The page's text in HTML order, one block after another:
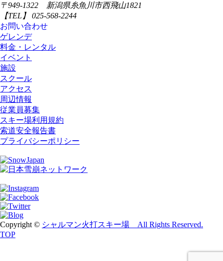
〒949-1322 新潟県糸魚川市西飛山1821
【TEL】 025-568-2244
お問い合わせ
ゲレンデ
料金・レンタル
イベント
施設
スクール
アクセス
周辺情報
従業員募集
スキー場利用規約
索道安全報告書
プライバシーポリシー
Copyright © シャルマン火打スキー場 All Rights Reserved.
TOP